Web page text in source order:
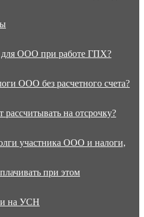
для ООО при работе ГПХ?
ООО без расчетного счета?
на отсрочку?
участника ООО и налоги,
при этом
на УСН